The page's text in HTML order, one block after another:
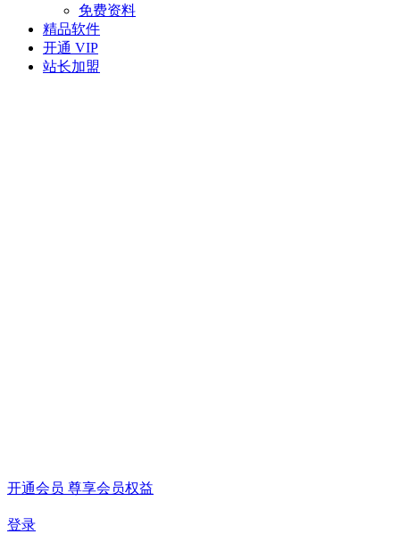
免费资料
精品软件
开通 VIP
站长加盟
开通会员 尊享会员权益
登录